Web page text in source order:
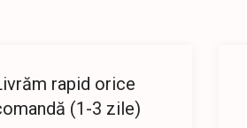
rapid orice
(1-3 zile)